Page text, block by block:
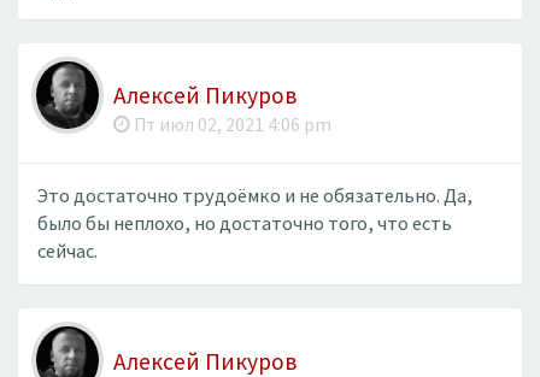
Алексей Пикуров
Пт июл 02, 2021 4:06 pm
Это достаточно трудоёмко и не обязательно. Да,
было бы неплохо, но достаточно того, что есть
сейчас.
Алексей Пикуров